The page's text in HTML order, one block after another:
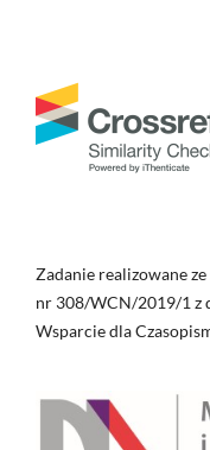
Zadanie realizowane
nr 308/WCN/2019/1 z
Wsparcie dla